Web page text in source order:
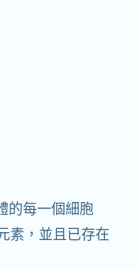
，就如它的名
他協助製造蛋白